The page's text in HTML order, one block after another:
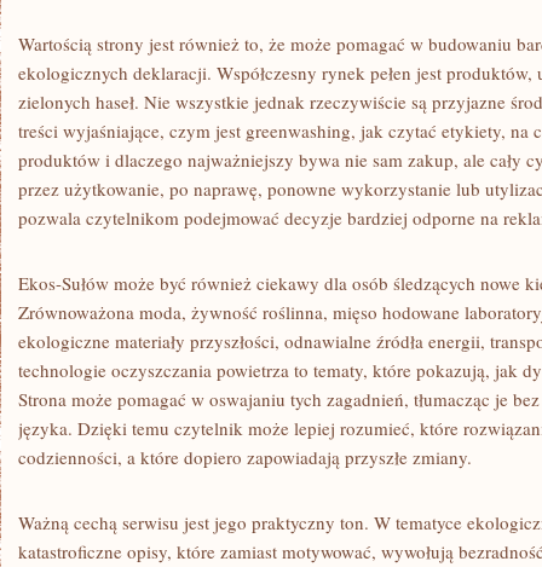
Wartością strony jest również to, że może pomagać w budowaniu
ekologicznych deklaracji. Współczesny rynek pełen jest produktów,
zielonych haseł. Nie wszystkie jednak rzeczywiście są przyjazne
treści wyjaśniające, czym jest greenwashing, jak czytać etykiety, na
produktów i dlaczego najważniejszy bywa nie sam zakup, ale cały
przez użytkowanie, po naprawę, ponowne wykorzystanie lub
pozwala czytelnikom podejmować decyzje bardziej odporne na
Ekos-Sułów może być również ciekawy dla osób śledzących nowe
Zrównoważona moda, żywność roślinna, mięso hodowane
ekologiczne materiały przyszłości, odnawialne źródła energii,
technologie oczyszczania powietrza to tematy, które pokazują, jak
Strona może pomagać w oswajaniu tych zagadnień, tłumacząc je
języka. Dzięki temu czytelnik może lepiej rozumieć, które
codzienności, a które dopiero zapowiadają przyszłe zmiany.
Ważną cechą serwisu jest jego praktyczny ton. W tematyce
katastroficzne opisy, które zamiast motywować, wywołują